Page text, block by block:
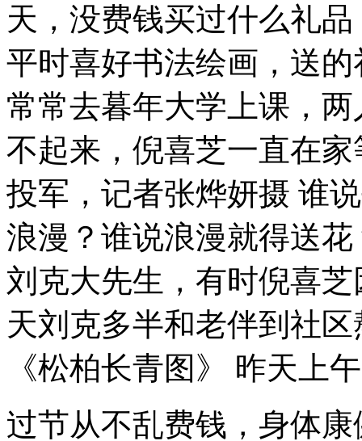
天，没费钱买过什么礼
平时喜好书法绘画，送
常常去暮年大学上课，
不起来，倪喜芝一直在
投军，记者张烨妍摄 谁
浪漫？谁说浪漫就得送
刘克大先生，有时倪喜
天刘克多半和老伴到社
《松柏长青图》 昨天上
过节从不乱费钱，身体